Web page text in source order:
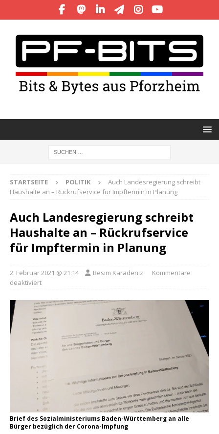
STARTSEITE POLITIK
Auch Landesregierung schreibt
Haushalte an – Rückrufservice für Impftermin in Planung
Auch Landesregierung schreibt
Haushalte an – Rückrufservice
für Impftermin in Planung
2. Februar 2021 @ 21:14 Besim Karadeniz
Kommentare
deaktiviert
Brief des Sozialministeriums Baden-Württemberg an alle
Bürger bezüglich der Corona-Impfung